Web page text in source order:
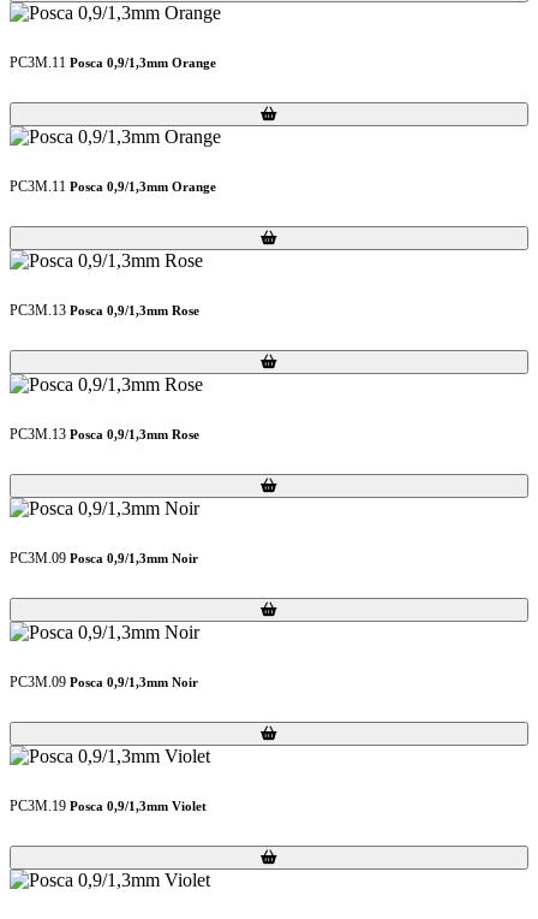
PC3M.11 Posca 0,9/1,3mm Orange
Loading...
Loading...
PC3M.11 Posca 0,9/1,3mm Orange
Loading...
Loading...
PC3M.13 Posca 0,9/1,3mm Rose
Loading...
Loading...
PC3M.13 Posca 0,9/1,3mm Rose
Loading...
Loading...
PC3M.09 Posca 0,9/1,3mm Noir
Loading...
Loading...
PC3M.09 Posca 0,9/1,3mm Noir
Loading...
Loading...
PC3M.19 Posca 0,9/1,3mm Violet
Loading...
Loading...